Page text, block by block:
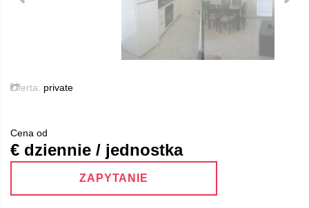
Oferta: private
Cena od
€ dziennie / jednostka
ZAPYTANIE